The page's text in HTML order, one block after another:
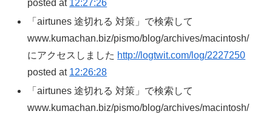
posted at 12:27:26
「airtunes 途切れる 対策」で検索して
www.kumachan.biz/pismo/blog/archives/macintosh/
にアクセスしました http://logtwit.com/log/2227250
posted at 12:26:28
「airtunes 途切れる 対策」で検索して
www.kumachan.biz/pismo/blog/archives/macintosh/